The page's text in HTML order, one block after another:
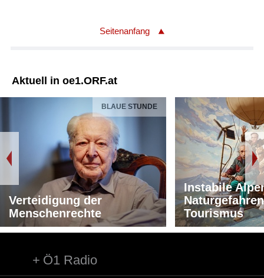
Seitenanfang
Aktuell in oe1.ORF.at
BLAUE STUNDE
Verteidigung der
Menschenrechte
Instabile
Tourismus
Ö1 Radio